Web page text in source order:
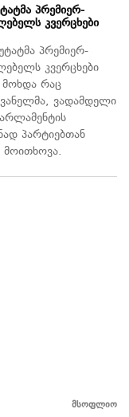
პრემიერ-
კვერცხები
პრემიერ-
კვერცხები
მოხდა რაც
ვადამდელი
პარტიებთან
მსოფლიო